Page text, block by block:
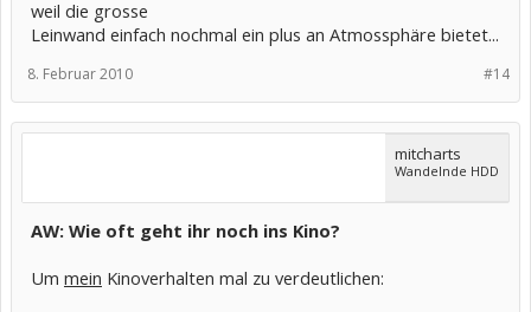
weil die grosse
Leinwand einfach nochmal ein plus an Atmossphäre bietet...
#14
8. Februar 2010
mitcharts
Wandelnde HDD
AW: Wie oft geht ihr noch ins Kino?
Um mein Kinoverhalten mal zu verdeutlichen: